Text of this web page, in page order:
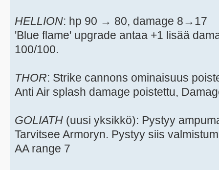
HELLION: hp 90 → 80, damage 8→17
'Blue flame' upgrade antaa +1 lisää
100/100.
THOR: Strike cannons ominaisuus
Anti Air splash damage poistettu,
GOLIATH (uusi yksikkö): Pystyy
Tarvitsee Armoryn. Pystyy siis
AA range 7